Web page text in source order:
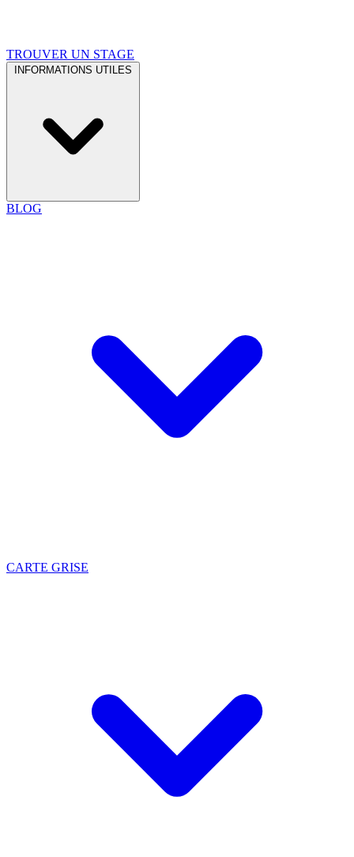
TROUVER UN STAGE
INFORMATIONS UTILES
BLOG
CARTE GRISE